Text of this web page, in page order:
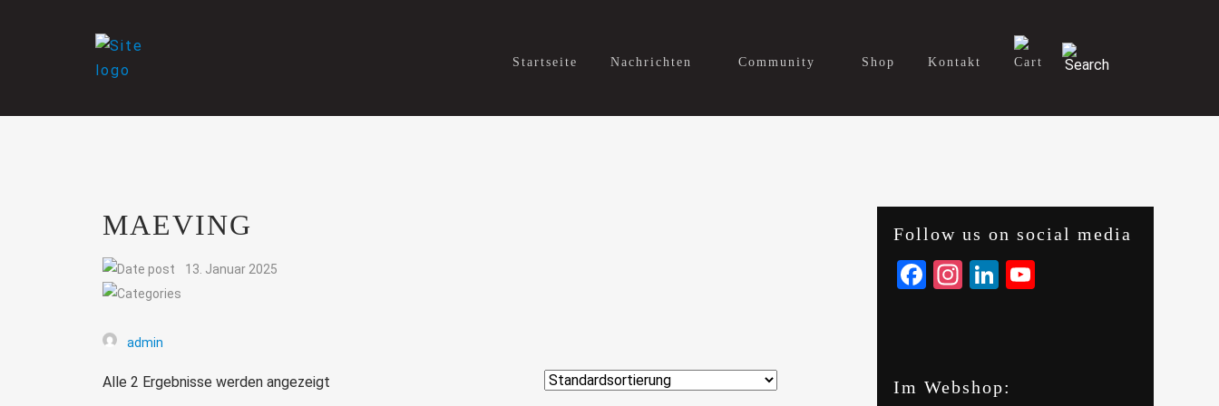
Startseite Nachrichten Community Shop Kontakt
MAEVING
13. Januar 2025
admin
Alle 2 Ergebnisse werden angezeigt
Follow us on social media
Facebook
Instagram
LinkedIn
Im Webshop: